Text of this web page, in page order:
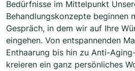
Bedürfnisse im Mittelpunkt
Behandlungskonzepte beginnen
Gespräch, in dem wir auf Ihre
eingehen. Von entspannenden
Enthaarung bis hin zu Anti-
kreieren ein ganz persönliches